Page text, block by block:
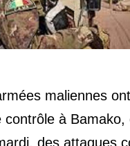
maliennes
contrôle à Bamako,
des attaques